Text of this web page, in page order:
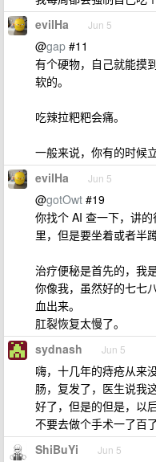
evilHa Jun 5
@gap #11
有个硬物，自己就能摸
软的。
吃辣拉粑粑会痛。
一般来说，你有的时候
evilHa Jun 5
@gotOwt #19
你找个 AI 查一下，讲
里，但是要坐着或者半
治疗便秘是首先的，我
你像我，虽然好的七七
血出来。
肛裂恢复太慢了。
sydnash Jun 5
嗨，十几年的痔疮从来
肠，复发了，医生说我
好了，但是的但是，以
不要去做个手术一了百了
ShiBuYi Jun 5